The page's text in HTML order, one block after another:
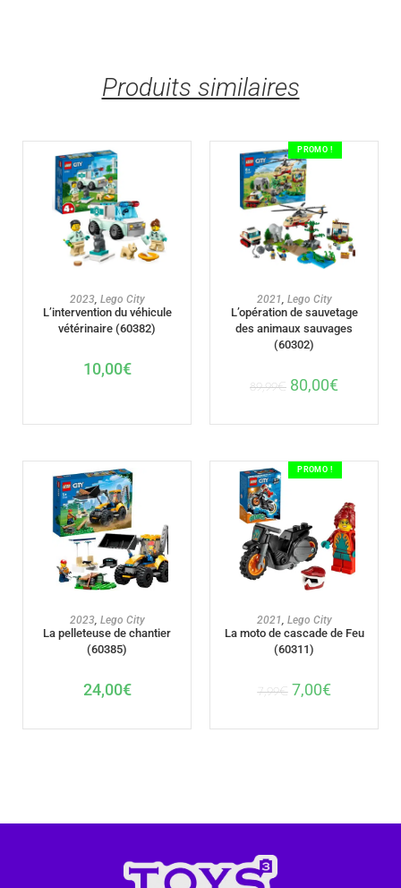
Produits similaires
AJOUTER AU PANIER
2023, Lego City
L’intervention du véhicule
vétérinaire (60382)
10,00€
PROMO !
AJOUTER AU PANIER
2021, Lego City
L’opération de sauvetage
des animaux sauvages
(60302)
89,99€ 80,00€
AJOUTER AU PANIER
2023, Lego City
La pelleteuse de chantier
(60385)
24,00€
PROMO !
AJOUTER AU PANIER
2021, Lego City
La moto de cascade de Feu
(60311)
7,99€ 7,00€